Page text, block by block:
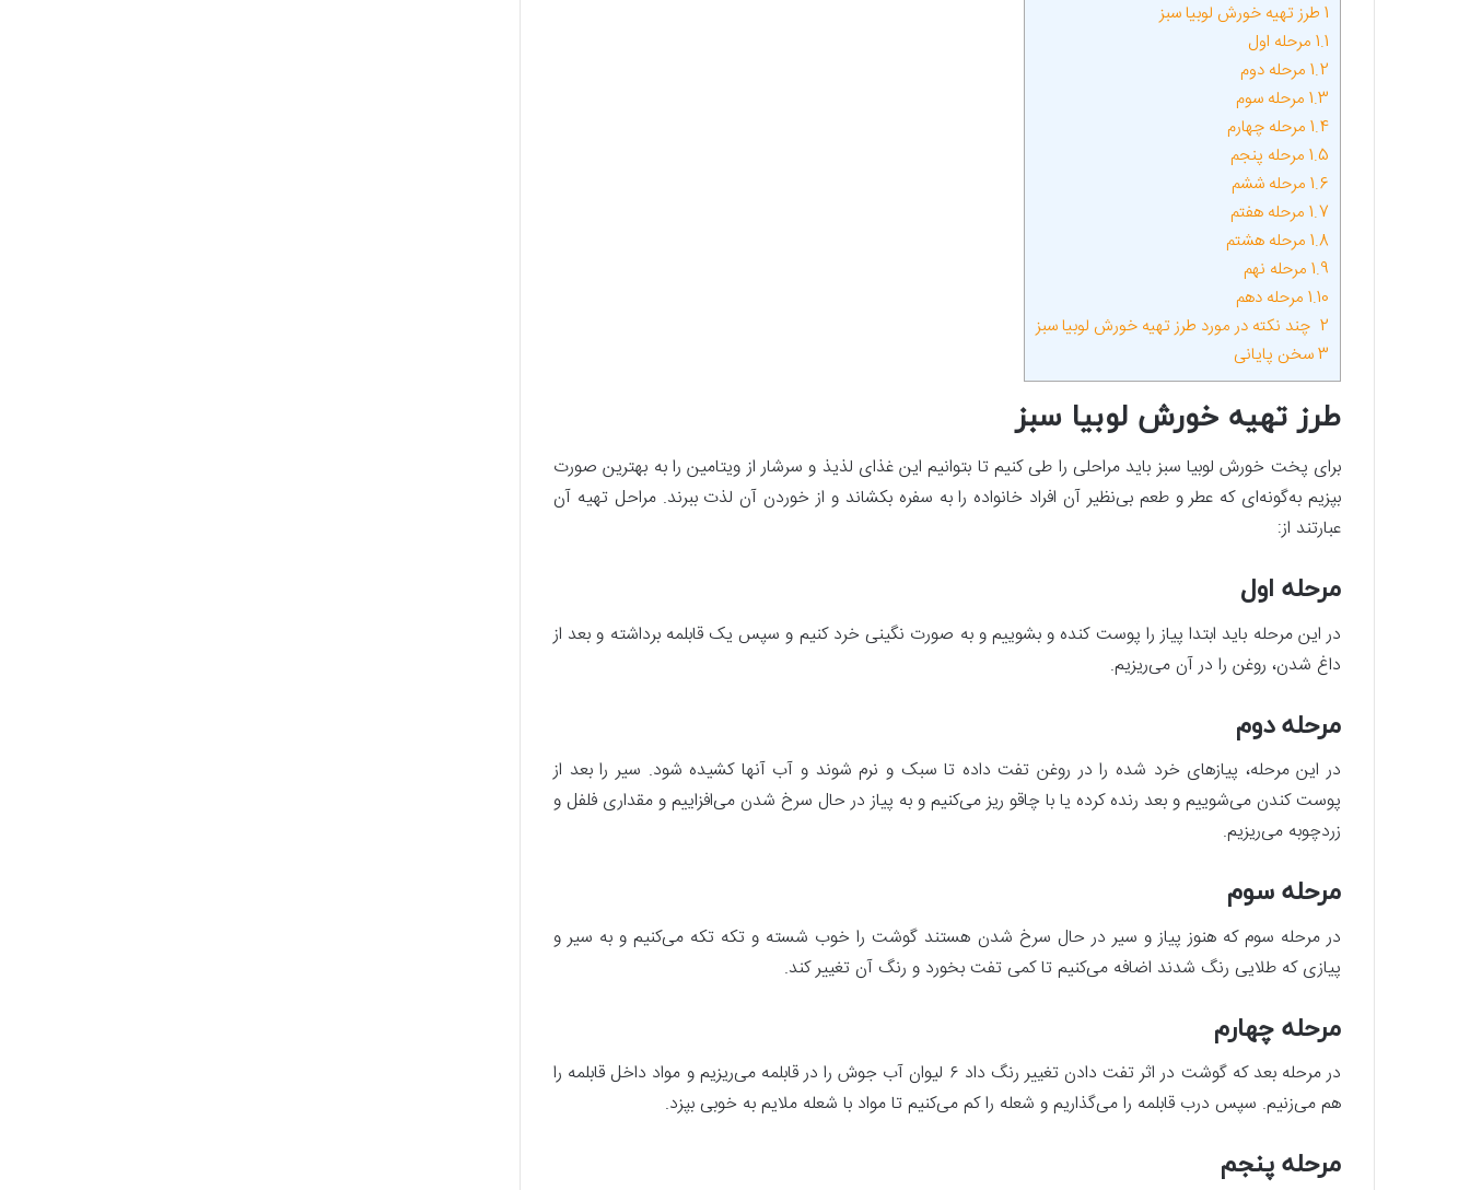
1 طرز تهیه خورش لوبیا سبز
1.1 مرحله اول
1.2 مرحله دوم
1.3 مرحله سوم
1.4 مرحله چهارم
1.5 مرحله پنجم
1.6 مرحله ششم
1.7 مرحله هفتم
1.8 مرحله هشتم
1.9 مرحله نهم
1.10 مرحله دهم
2 چند نکته در مورد طرز تهیه خورش لوبیا سبز
3سخن پایانی
طرز تهیه خورش لوبیا سبز
برای پخت خورش لوبیا سبز باید مراحلی را طی کنیم تا بتوانیم این غذای لذیذ و سرشار از ویتامین را به بهترین صورت
بپزیم به‌گونه‌ای که عطر و طعم بی‌نظیر آن افراد خانواده را به سفره بکشاند و از خوردن آن لذت ببرند. مراحل تهیه آن
عبارتند از:
مرحله اول
در این مرحله باید ابتدا پیاز را پوست کنده و بشوییم و به صورت نگینی خرد کنیم و سپس یک قابلمه برداشته و بعد از
داغ شدن، روغن را در آن می‌ریزیم.
مرحله دوم
در این مرحله، پیازهای خرد شده را در روغن تفت داده تا سبک و نرم شوند و آب آنها کشیده شود. سیر را بعد از
پوست کندن می‌شوییم و بعد رنده کرده یا با چاقو ریز می‌کنیم و به پیاز در حال سرخ شدن می‌افزاییم و مقداری فلفل و
زردچوبه می‌ریزیم.
مرحله سوم
در مرحله سوم که هنوز پیاز و سیر در حال سرخ شدن هستند گوشت را خوب شسته و تکه تکه می‌کنیم و به سیر و
پیازی که طلایی رنگ شدند اضافه می‌کنیم تا کمی تفت بخورد و رنگ آن تغییر کند.
مرحله چهارم
در مرحله بعد که گوشت در اثر تفت دادن تغییر رنگ داد ۶ لیوان آب جوش را در قابلمه می‌ریزیم و مواد داخل قابلمه را
هم می‌زنیم. سپس درب قابلمه را می‌گذاریم و شعله را کم می‌کنیم تا مواد با شعله ملایم به خوبی بپزد.
مرحله پنجم